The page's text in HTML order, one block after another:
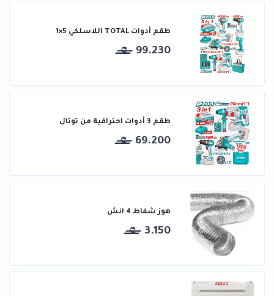
طقم أدوات TOTAL اللاسلكي 5×1
99.230
طقم 3 أدوات احترافية من توتال
69.200
هوز شفاط 4 انش
3.150